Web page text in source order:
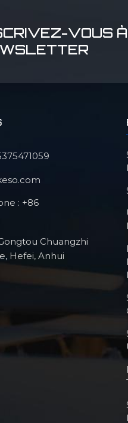
VOUS
: +86
Chuangzhi
Hefei, Anhui